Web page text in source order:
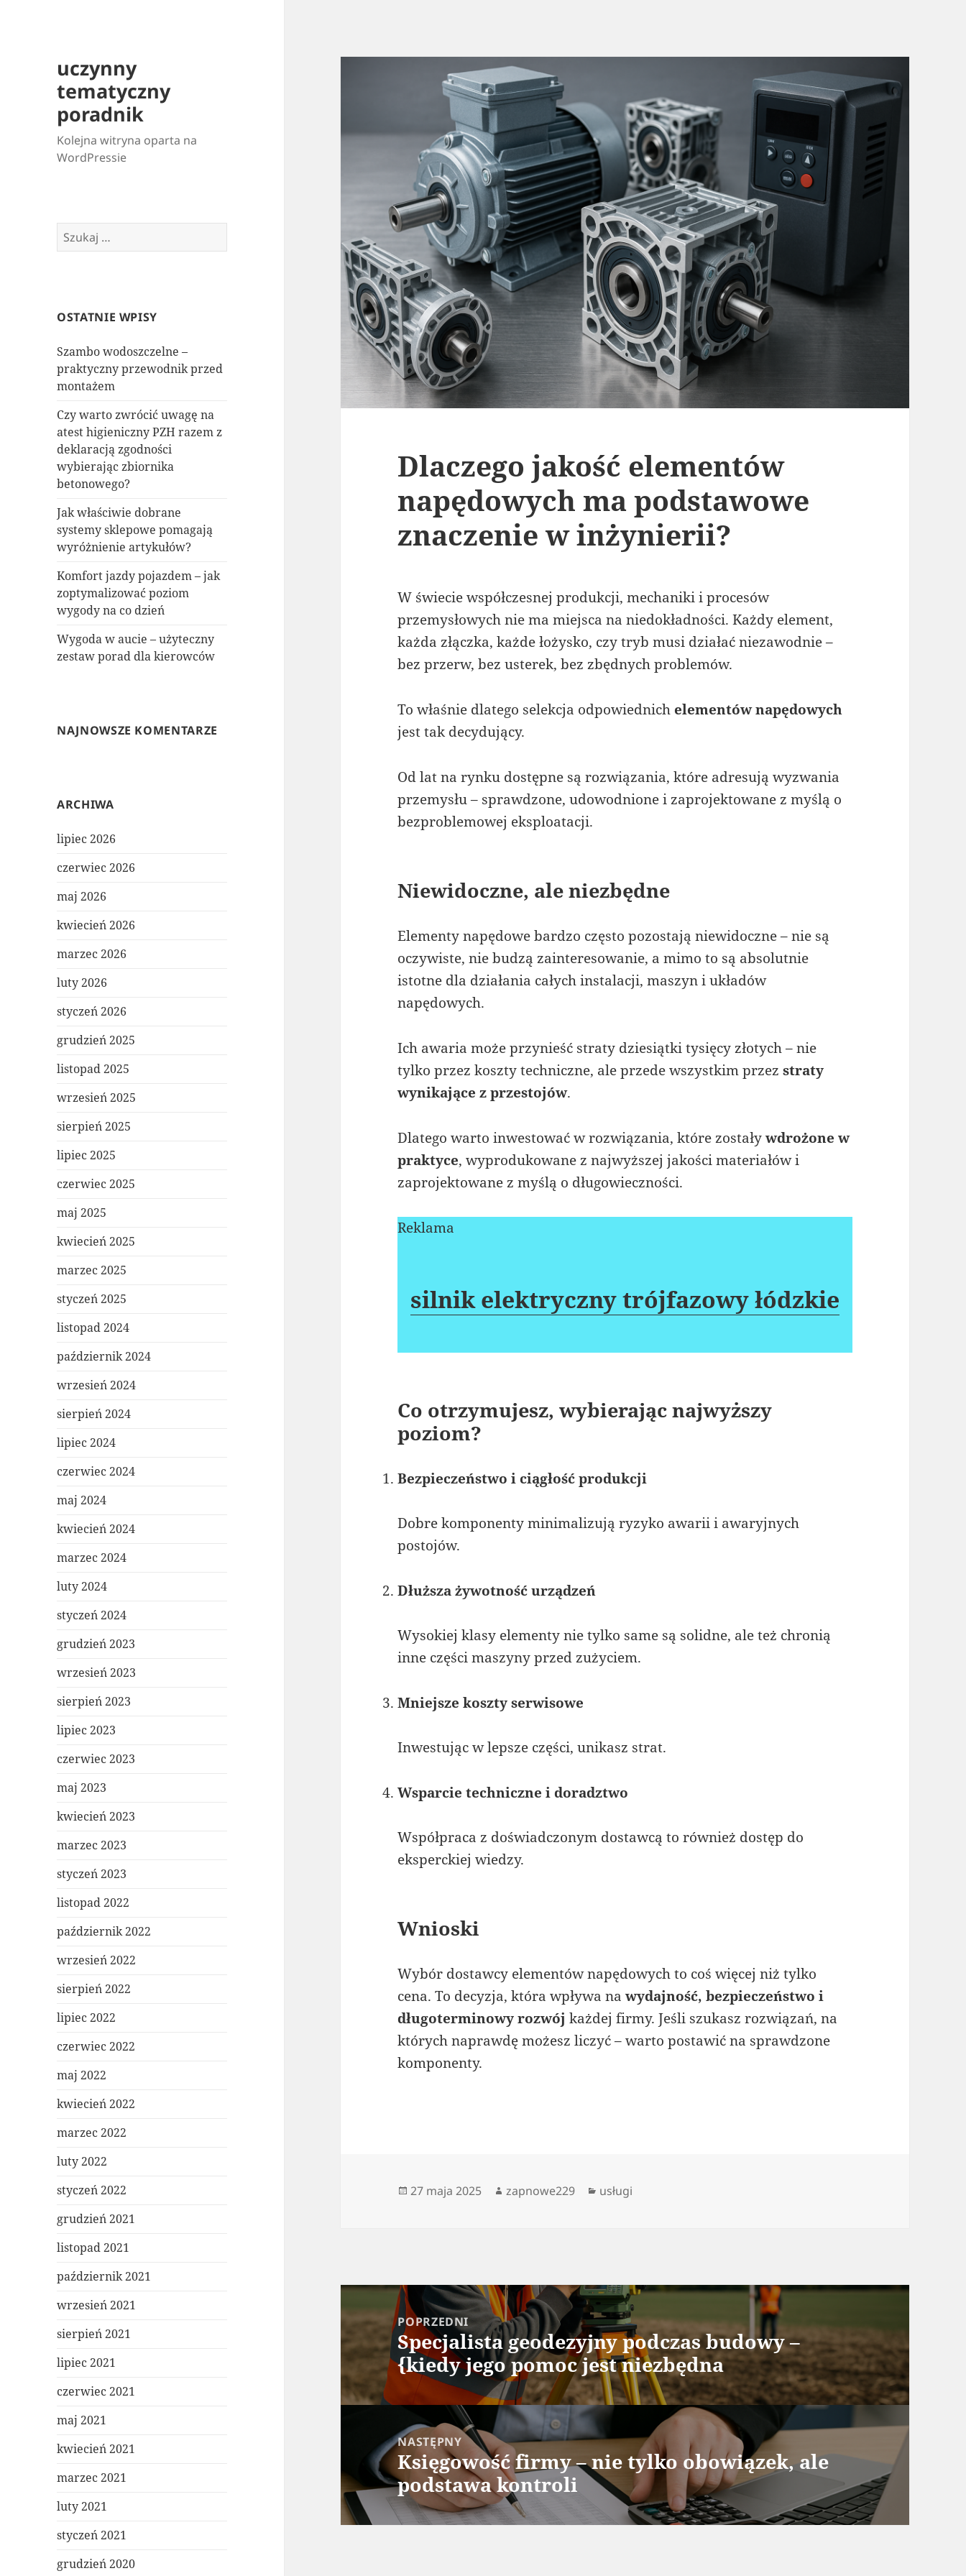
uczynny
tematyczny
poradnik
Kolejna witryna oparta na
WordPressie
Szukaj:
OSTATNIE WPISY
Szambo wodoszczelne –
praktyczny przewodnik przed
montażem
Czy warto zwrócić uwagę na
atest higieniczny PZH razem z
deklaracją zgodności
wybierając zbiornika
betonowego?
Jak właściwie dobrane
systemy sklepowe pomagają
wyróżnienie artykułów?
Komfort jazdy pojazdem – jak
zoptymalizować poziom
wygody na co dzień
Wygoda w aucie – użyteczny
zestaw porad dla kierowców
NAJNOWSZE KOMENTARZE
ARCHIWA
lipiec 2026
czerwiec 2026
maj 2026
kwiecień 2026
marzec 2026
luty 2026
styczeń 2026
grudzień 2025
listopad 2025
wrzesień 2025
sierpień 2025
lipiec 2025
czerwiec 2025
maj 2025
kwiecień 2025
marzec 2025
styczeń 2025
listopad 2024
październik 2024
wrzesień 2024
sierpień 2024
lipiec 2024
czerwiec 2024
maj 2024
kwiecień 2024
marzec 2024
luty 2024
styczeń 2024
grudzień 2023
wrzesień 2023
sierpień 2023
lipiec 2023
czerwiec 2023
maj 2023
kwiecień 2023
marzec 2023
styczeń 2023
listopad 2022
październik 2022
wrzesień 2022
sierpień 2022
lipiec 2022
czerwiec 2022
maj 2022
kwiecień 2022
marzec 2022
luty 2022
styczeń 2022
grudzień 2021
listopad 2021
październik 2021
wrzesień 2021
sierpień 2021
lipiec 2021
czerwiec 2021
maj 2021
kwiecień 2021
marzec 2021
luty 2021
styczeń 2021
grudzień 2020
Dlaczego jakość elementów
napędowych ma podstawowe
znaczenie w inżynierii?
W świecie współczesnej produkcji, mechaniki i procesów
przemysłowych nie ma miejsca na niedokładności. Każdy element,
każda złączka, każde łożysko, czy tryb musi działać niezawodnie –
bez przerw, bez usterek, bez zbędnych problemów.
To właśnie dlatego selekcja odpowiednich elementów napędowych
jest tak decydujący.
Od lat na rynku dostępne są rozwiązania, które adresują wyzwania
przemysłu – sprawdzone, udowodnione i zaprojektowane z myślą o
bezproblemowej eksploatacji.
Niewidoczne, ale niezbędne
Elementy napędowe bardzo często pozostają niewidoczne – nie są
oczywiste, nie budzą zainteresowanie, a mimo to są absolutnie
istotne dla działania całych instalacji, maszyn i układów
napędowych.
Ich awaria może przynieść straty dziesiątki tysięcy złotych – nie
tylko przez koszty techniczne, ale przede wszystkim przezstraty
wynikające z przestojów.
Dlatego warto inwestować w rozwiązania, które zostaływdrożone w
praktyce, wyprodukowane z najwyższej jakości materiałów i
zaprojektowane z myślą o długowieczności.
Reklama
silnik elektryczny trójfazowy łódzkie
Co otrzymujesz, wybierając najwyższy
poziom?
Bezpieczeństwo i ciągłość produkcji
Dobre komponenty minimalizują ryzyko awarii i awaryjnych
postojów.
Dłuższa żywotność urządzeń
Wysokiej klasy elementy nie tylko same są solidne, ale też chronią
inne części maszyny przed zużyciem.
Mniejsze koszty serwisowe
Inwestując w lepsze części, unikasz strat.
Wsparcie techniczne i doradztwo
Współpraca z doświadczonym dostawcą to również dostęp do
eksperckiej wiedzy.
Wnioski
Wybór dostawcy elementów napędowych to coś więcej niż tylko
cena. To decyzja, która wpływa nawydajność, bezpieczeństwo i
długoterminowy rozwój każdej firmy. Jeśli szukasz rozwiązań, na
których naprawdę możesz liczyć – warto postawić na sprawdzone
komponenty.
Data
27 maja 2025 Autor
zapnowe229 Kategorie
usługi
Nawigacja
wpisu
POPRZEDNI
Poprzedni
wpis:
Specjalista geodezyjny podczas budowy –
{kiedy jego pomoc jest niezbędna
NASTĘPNY
Następny
wpis:
Księgowość firmy – nie tylko obowiązek, ale
podstawa kontroli